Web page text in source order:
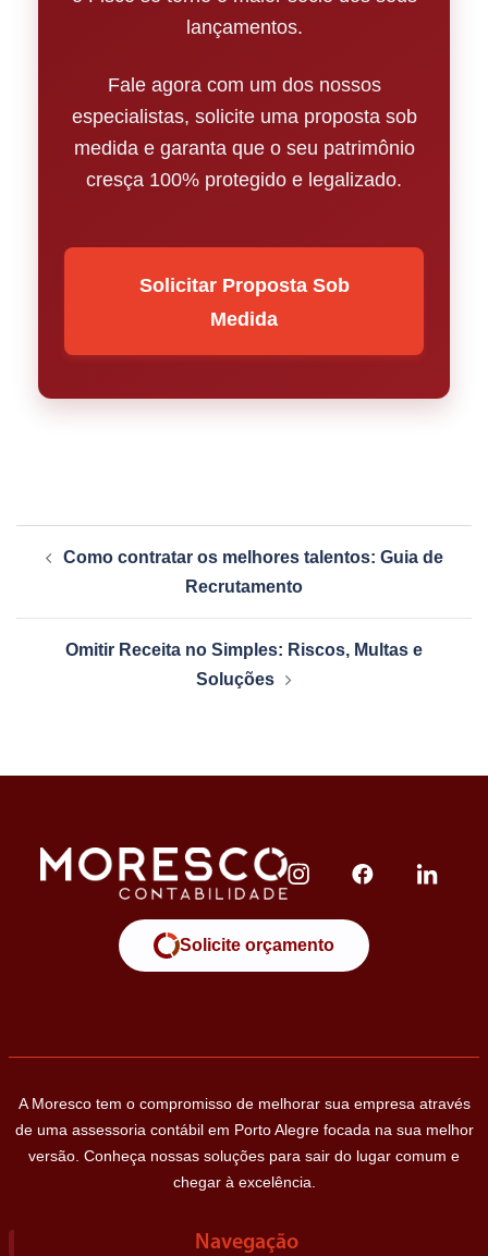
lançamentos.
Fale agora com um dos nossos
especialistas, solicite uma proposta sob
medida e garanta que o seu patrimônio
cresça 100% protegido e legalizado.
Solicitar Proposta Sob
Medida
Como contratar os melhores talentos: Guia de
Recrutamento
Omitir Receita no Simples: Riscos, Multas e
Soluções
Solicite orçamento
A Moresco tem o compromisso de melhorar sua empresa através
de uma assessoria contábil em Porto Alegre focada na sua melhor
versão. Conheça nossas soluções para sair do lugar comum e
chegar à excelência.
Navegação